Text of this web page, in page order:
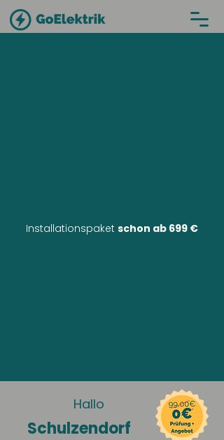
Installationspaket schon ab 699 €
Hallo
Schulzendorf